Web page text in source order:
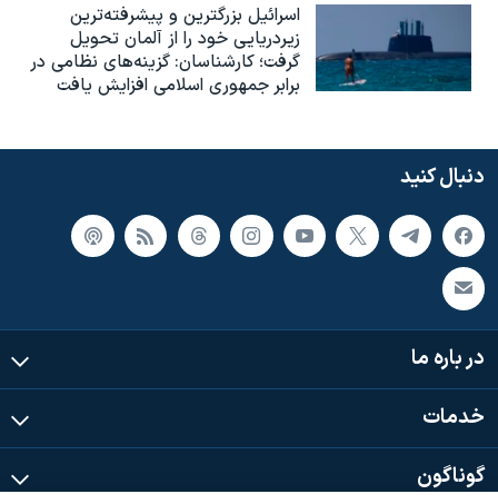
اسرائيل بزرگترین و پیشرفته‌ترین
زیردریایی خود را از آلمان تحویل
گرفت؛ کارشناسان: گزینه‌های نظامی در
برابر جمهوری اسلامی افزایش یافت
دنبال کنید
در باره ما
خدمات
گوناگون